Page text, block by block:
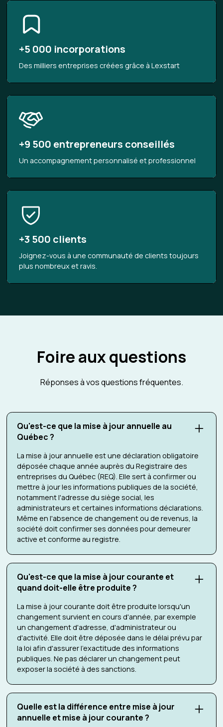
+5 000 incorporations
Des milliers entreprises créées grâce à Lexstart
+9 500 entrepreneurs conseillés
Un accompagnement personnalisé et professionnel
+3 500 clients
Joignez-vous à une communauté de clients toujours
plus nombreux et ravis.
Foire aux questions
Réponses à vos questions fréquentes.
Qu'est-ce que la mise à jour annuelle au
Québec ?
La mise à jour annuelle est une déclaration obligatoire
déposée chaque année auprès du Registraire des
entreprises du Québec (REQ). Elle sert à confirmer ou
mettre à jour les informations publiques de la société,
notamment l'adresse du siège social, les
administrateurs et certaines informations déclarations.
Même en l'absence de changement ou de revenus, la
société doit confirmer ses données pour demeurer
active et conforme au registre.
Qu'est-ce que la mise à jour courante et
quand doit-elle être produite ?
La mise à jour courante doit être produite lorsqu'un
changement survient en cours d'année, par exemple
un changement d'adresse, d'administrateur ou
d'activité. Elle doit être déposée dans le délai prévu par
la loi afin d'assurer l'exactitude des informations
publiques. Ne pas déclarer un changement peut
exposer la société à des sanctions.
Quelle est la différence entre mise à jour
annuelle et mise à jour courante ?